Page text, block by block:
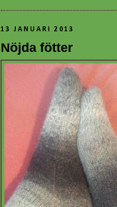
13 JANUARI 2013
Nöjda fötter